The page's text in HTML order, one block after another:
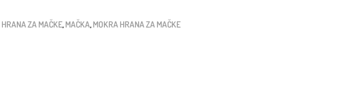
HRANA ZA MAČKE, MAČKA, MOKRA HRANA ZA MAČKE